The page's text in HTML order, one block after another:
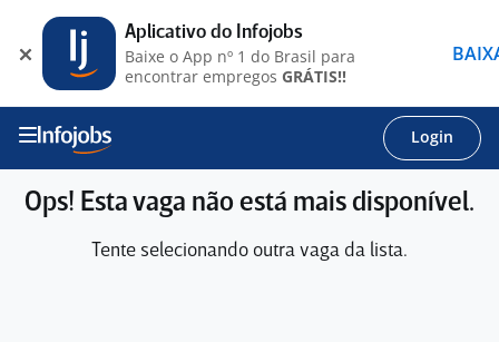
Login
Ops! Esta vaga não está mais disponível.
Tente selecionando outra vaga da lista.
Aplicativo do Infojobs
Baixe o App nº 1 do Brasil para
encontrar empregos GRÁTIS!!